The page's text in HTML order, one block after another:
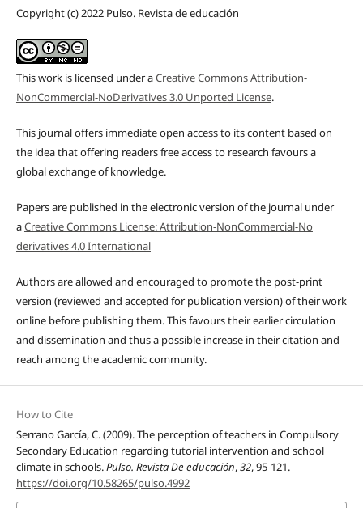
Copyright (c) 2022 Pulso. Revista de educación
This work is licensed under aCreative Commons Attribution-
NonCommercial-NoDerivatives 3.0 Unported License.
This journal offers immediate open access to its content based on
the idea that offering readers free access to research favours a
global exchange of knowledge.
Papers are published in the electronic version of the journal under
aCreative Commons License: Attribution-NonCommercial-No
derivatives 4.0 International
Authors are allowed and encouraged to promote the post-print
version (reviewed and accepted for publication version) of their work
online before publishing them. This favours their earlier circulation
and dissemination and thus a possible increase in their citation and
reach among the academic community.
How to Cite
Serrano García, C. (2009). The perception of teachers in Compulsory
Secondary Education regarding tutorial intervention and school
climate in schools.Pulso. Revista De educación,32, 95-121.
https://doi.org/10.58265/pulso.4992